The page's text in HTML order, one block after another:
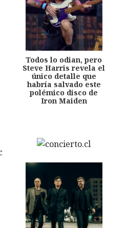
Todos lo odian, pero
Steve Harris revela el
único detalle que
habría salvado este
polémico disco de
Iron Maiden